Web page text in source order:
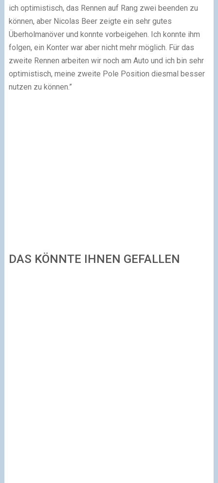
ich optimistisch, das Rennen auf Rang zwei beenden zu
können, aber Nicolas Beer zeigte ein sehr gutes
Überholmanöver und konnte vorbeigehen. Ich konnte ihm
folgen, ein Konter war aber nicht mehr möglich. Für das
zweite Rennen arbeiten wir noch am Auto und ich bin sehr
optimistisch, meine zweite Pole Position diesmal besser
nutzen zu können.”
DAS KÖNNTE IHNEN GEFALLEN